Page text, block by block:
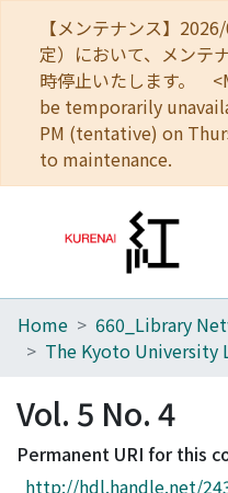
【メンテナンス】
定）において、メンテ
時停止いたします。
be temporarily
PM (tentative) on
to maintenance.
Home
Browse
Download Ranking
Home
660_Library
Vol. 5 No. 4
Permanent URI for this
http://hdl.handle.net/